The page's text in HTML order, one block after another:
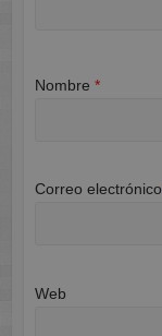
Nombre *
Correo electrónico
Web